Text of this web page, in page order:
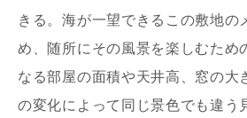
きる。海が一望できるこの敷地の
め、随所にその風景を楽しむため
なる部屋の面積や天井高、窓の大
の変化によって同じ景色でも違う